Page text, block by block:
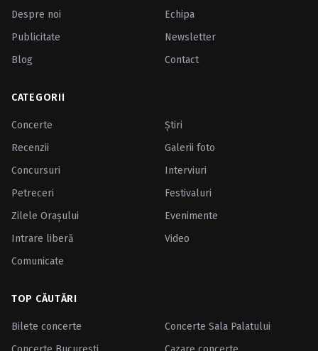
Despre noi
Echipa
Publicitate
Newsletter
Blog
Contact
CATEGORII
Concerte
Ştiri
Recenzii
Galerii foto
Concursuri
Interviuri
Petreceri
Festivaluri
Zilele Oraşului
Evenimente
Intrare liberă
Video
Comunicate
TOP CĂUTĂRI
Bilete concerte
Concerte Sala Palatului